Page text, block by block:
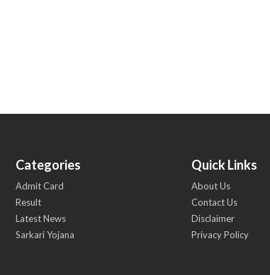
Categories
Admit Card
Result
Latest News
Sarkari Yojana
Quick Links
About Us
Contact Us
Disclaimer
Privacy Policy